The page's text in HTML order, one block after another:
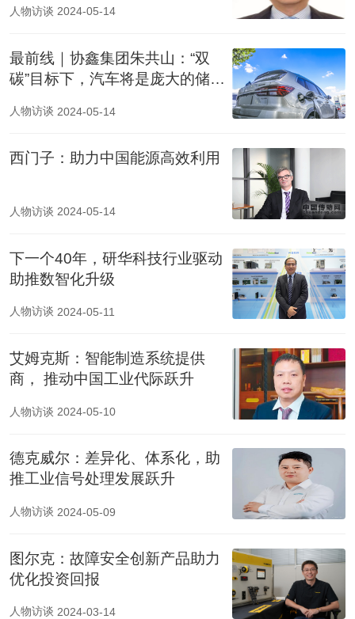
人物访谈 2024-05-14
最前线｜协鑫集团朱共山：“双
碳”目标下，汽车将是庞大的储能
人物访谈 2024-05-14
西门子：助力中国能源高效利用
人物访谈 2024-05-14
下一个40年，研华科技行业驱动
助推数智化升级
人物访谈 2024-05-11
艾姆克斯：智能制造系统提供
商， 推动中国工业代际跃升
人物访谈 2024-05-10
德克威尔：差异化、体系化，助
推工业信号处理发展跃升
人物访谈 2024-05-09
图尔克：故障安全创新产品助力
优化投资回报
人物访谈 2024-03-14